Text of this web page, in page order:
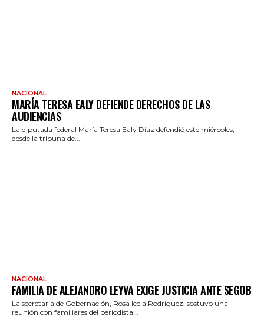
NACIONAL
MARÍA TERESA EALY DEFIENDE DERECHOS DE LAS
AUDIENCIAS
La diputada federal María Teresa Ealy Díaz defendió este miércoles,
desde la tribuna de...
NACIONAL
FAMILIA DE ALEJANDRO LEYVA EXIGE JUSTICIA ANTE SEGOB
La secretaria de Gobernación, Rosa Icela Rodríguez, sostuvo una
reunión con familiares del periodista...